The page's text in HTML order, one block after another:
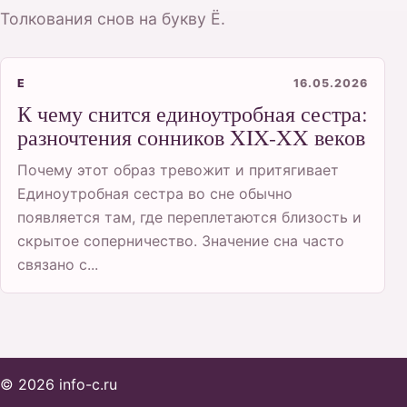
Толкования снов на букву Ё.
Е 16.05.2026
К чему снится единоутробная сестра:
разночтения сонников XIX-XX веков
Почему этот образ тревожит и притягивает
Единоутробная сестра во сне обычно
появляется там, где переплетаются близость и
скрытое соперничество. Значение сна часто
связано с...
© 2026 info-c.ru